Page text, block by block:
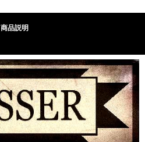
商品説明